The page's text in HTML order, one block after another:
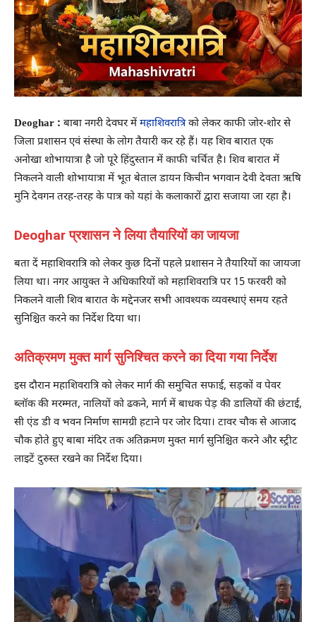
Deoghar : बाबा नगरी देवघर मेंमहाशिवरात्रिको लेकर काफी जोर-शोर से
जिला प्रशासन एवं संस्था के लोग तैयारी कर रहे हैं। यह शिव बारात एक
अनोखा शोभायात्रा है जो पूरे हिंदुस्तान में काफी चर्चित है। शिव बारात में
निकलने वाली शोभायात्रा में भूत बेताल डायन किचीन भगवान देवी देवता ऋषि
मुनि देवगन तरह-तरह के पात्र को यहां के कलाकारों द्वारा सजाया जा रहा है।
Deoghar प्रशासन ने लिया तैयारियों का जायजा
बता दें महाशिवरात्रि को लेकर कुछ दिनों पहले प्रशासन ने तैयारियों का जायजा
लिया था। नगर आयुक्त ने अधिकारियों को महाशिवरात्रि पर 15 फरवरी को
निकलने वाली शिव बारात के मद्देनजर सभी आवश्यक व्यवस्थाएं समय रहते
सुनिश्चित करने का निर्देश दिया था।
अतिक्रमण मुक्त मार्ग सुनिश्चित करने का दिया गया निर्देश
इस दौरान महाशिवरात्रि को लेकर मार्ग की समुचित सफाई, सड़कों व पेवर
ब्लॉक की मरम्मत, नालियों को ढकने, मार्ग में बाधक पेड़ की डालियों की छंटाई,
सी एंड डी व भवन निर्माण सामग्री हटाने पर जोर दिया। टावर चौक से आजाद
चौक होते हुए बाबा मंदिर तक अतिक्रमण मुक्त मार्ग सुनिश्चित करने और स्ट्रीट
लाइटें दुरुस्त रखने का निर्देश दिया।